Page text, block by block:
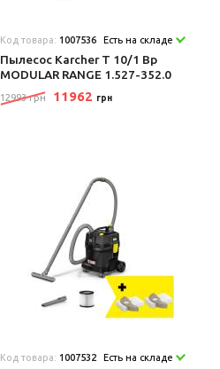
Код товара: 1007536 Есть на складе
Пылесос Karcher T 10/1 Bp
MODULAR RANGE 1.527-352.0
12993 грн 11962 грн
Код товара: 1007532 Есть на складе